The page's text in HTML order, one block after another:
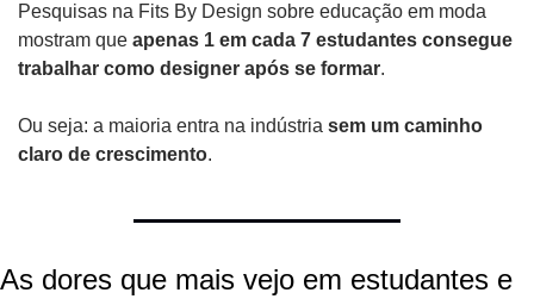
Pesquisas na Fits By Design sobre educação em moda
mostram que apenas 1 em cada 7 estudantes consegue
trabalhar como designer após se formar.
Ou seja: a maioria entra na indústria sem um caminho
claro de crescimento.
As dores que mais vejo em estudantes e